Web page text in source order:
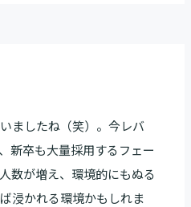
ましたね（笑）。今レバ
新卒も大量採用するフェー
数が増え、環境的にもぬる
浸かれる環境かもしれま